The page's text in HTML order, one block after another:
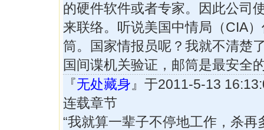
的硬件软件或者专家。因此公司
来联络。听说美国中情局（CIA
筒。国家情报员呢？我就不清楚
国间谍机关验证，邮筒是最安全
『无处藏身 』于2011-5-13
连载章节
“我就算一辈子不停地工作，杀再